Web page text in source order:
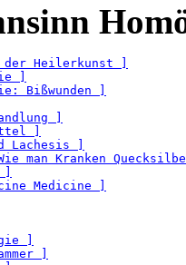
der Heilerkunst ]
]
Bißwunden ]
]
]
Lachesis ]
man Kranken
Medicine ]
]
]